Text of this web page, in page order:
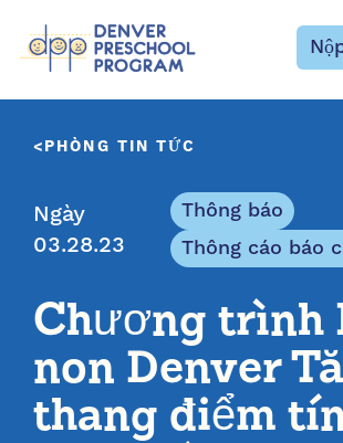
PHÒNG TIN TỨC
Ngày
03.28.23
Thông báo
Thông cáo báo
Chương trình
non Denver
thang điểm